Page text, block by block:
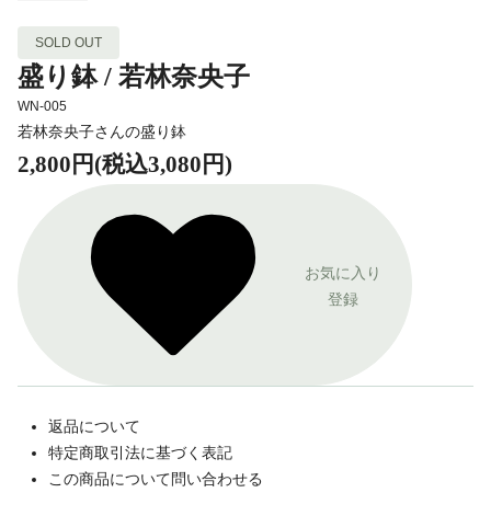
SOLD OUT
盛り鉢 / 若林奈央子
WN-005
若林奈央子さんの盛り鉢
2,800円(税込3,080円)
お気に入り
登録
返品について
特定商取引法に基づく表記
この商品について問い合わせる